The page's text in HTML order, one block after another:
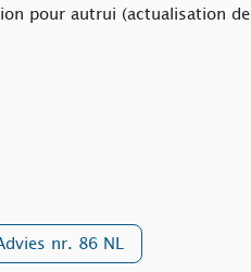
pour autrui (actualisation de
nr. 86 NL